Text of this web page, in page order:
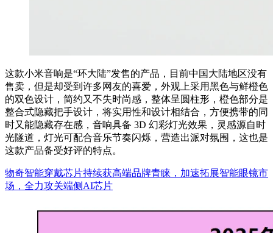
这款小米音响是“环大陆”发售的产品，目前中国大陆地区没有
售卖，但是却受到许多网友的喜爱，外观上采用黑色与鲜橙色
的双色设计，简约又不失时尚感，整体呈圆柱形，橙色部分是
整合式隐藏把手设计，将实用性和设计相结合，方便携带的同
时又能隐藏存在感，音响具备 3D 幻彩灯光效果，灵感源自时
光隧道，灯光可配合音乐节奏闪烁，营造出派对氛围，这也是
这款产品备受好评的特点。
物奇智能穿戴芯片持续获高端品牌青睐，加速拓展智能眼镜市
场，全力攻关端侧AI芯片